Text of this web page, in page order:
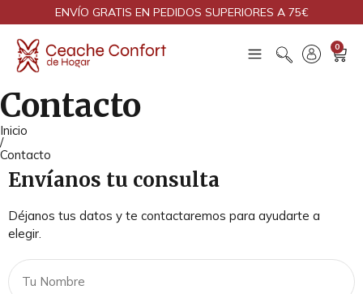
ENVÍO GRATIS EN PEDIDOS SUPERIORES A 75€
0
Contacto
Inicio
/
Contacto
Envíanos tu consulta
Déjanos tus datos y te contactaremos para ayudarte a
elegir.